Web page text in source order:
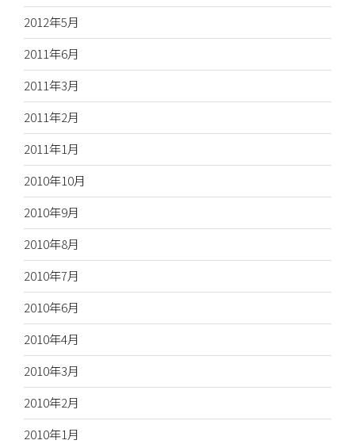
2012年5月
2011年6月
2011年3月
2011年2月
2011年1月
2010年10月
2010年9月
2010年8月
2010年7月
2010年6月
2010年4月
2010年3月
2010年2月
2010年1月